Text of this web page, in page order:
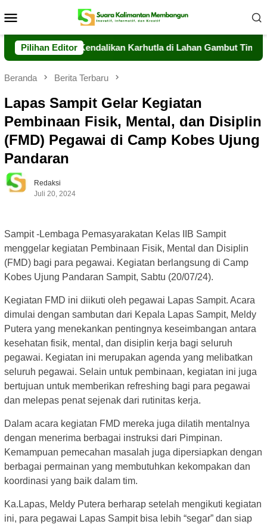
ke
Mobile
Pilihan Editor
Berhasil Kendalikan Karhutla di Lahan Gambut Timpah
Beranda Berita Terbaru
Lapas Sampit Gelar Kegiatan
Pembinaan Fisik, Mental, dan Disiplin
(FMD) Pegawai di Camp Kobes Ujung
Pandaran
Redaksi
Juli 20, 2024
Sampit -Lembaga Pemasyarakatan Kelas IIB Sampit
menggelar kegiatan Pembinaan Fisik, Mental dan Disiplin
(FMD) bagi para pegawai. Kegiatan berlangsung di Camp
Kobes Ujung Pandaran Sampit, Sabtu (20/07/24).
Kegiatan FMD ini diikuti oleh pegawai Lapas Sampit. Acara
dimulai dengan sambutan dari Kepala Lapas Sampit, Meldy
Putera yang menekankan pentingnya keseimbangan antara
kesehatan fisik, mental, dan disiplin kerja bagi seluruh
pegawai. Kegiatan ini merupakan agenda yang melibatkan
seluruh pegawai. Selain untuk pembinaan, kegiatan ini juga
bertujuan untuk memberikan refreshing bagi para pegawai
dan melepas penat sejenak dari rutinitas kerja.
Dalam acara kegiatan FMD mereka juga dilatih mentalnya
dengan menerima berbagai instruksi dari Pimpinan.
Kemampuan pemecahan masalah juga dipersiapkan dengan
berbagai permainan yang membutuhkan kekompakan dan
koordinasi yang baik dalam tim.
Ka.Lapas, Meldy Putera berharap setelah mengikuti kegiatan
ini, para pegawai Lapas Sampit bisa lebih “segar” dan siap